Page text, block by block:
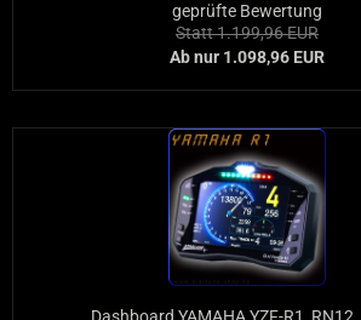
geprüfte Bewertung
Statt 1.199,96 EUR
Ab nur 1.098,96 EUR